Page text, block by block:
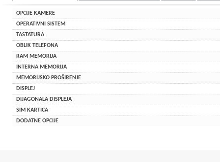
OPCIJE KAMERE
OPERATIVNI SISTEM
TASTATURA
OBLIK TELEFONA
RAM MEMORIJA
INTERNA MEMORIJA
MEMORIJSKO PROŠIRENJE
DISPLEJ
DIJAGONALA DISPLEJA
SIM KARTICA
DODATNE OPCIJE